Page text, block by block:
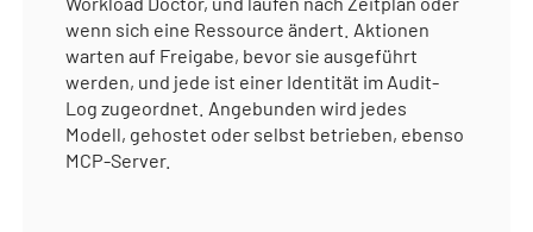
wenn sich eine Ressource ändert. Aktionen
warten auf Freigabe, bevor sie ausgeführt
werden, und jede ist einer Identität im Audit-
Log zugeordnet. Angebunden wird jedes
Modell, gehostet oder selbst betrieben, ebenso
MCP-Server.